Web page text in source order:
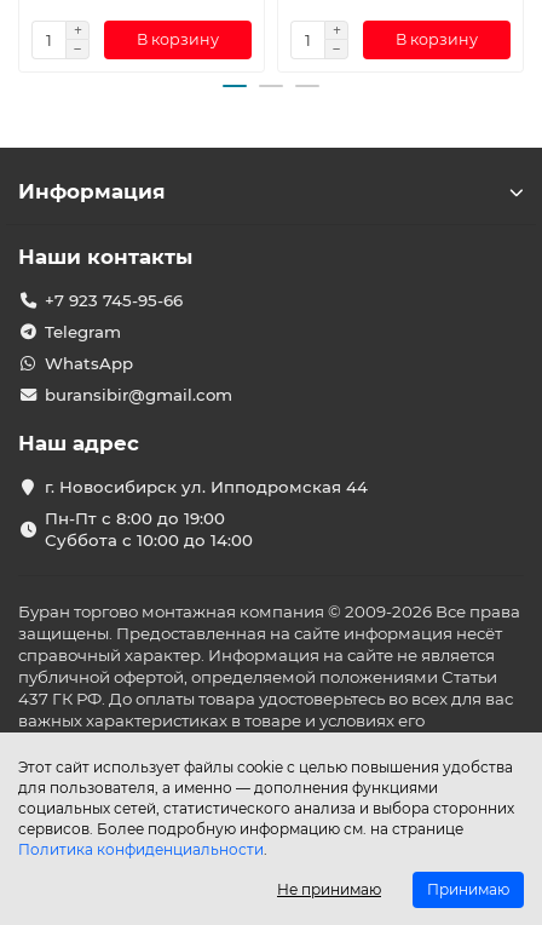
В корзину В корзину
Этот сайт использует файлы cookie с целью повышения удобства
для пользователя, а именно — дополнения функциями
социальных сетей, статистического анализа и выбора сторонних
сервисов. Более подробную информацию см. на странице
Политика конфиденциальности.
Не принимаю Принимаю
Информация
Наши контакты
+7 923 745-95-66
Telegram
WhatsApp
buransibir@gmail.com
Наш адрес
г. Новосибирск ул. Ипподромская 44
Пн-Пт с 8:00 до 19:00
Суббота с 10:00 до 14:00
Буран торгово монтажная компания © 2009-2026 Все права
защищены. Предоставленная на сайте информация несёт
справочный характер. Информация на сайте не является
публичной офертой, определяемой положениями Статьи
437 ГК РФ. До оплаты товара удостоверьтесь во всех для вас
важных характеристиках в товаре и условиях его